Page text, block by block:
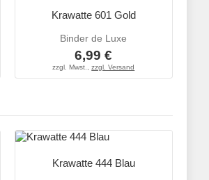
Krawatte 601 Gold
Binder de Luxe
6,99 €
zzgl. Mwst.,zzgl. Versand
Krawatte 444 Blau